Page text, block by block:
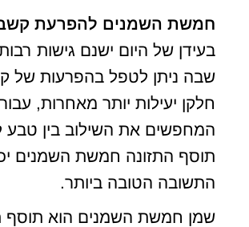
חמשת השמנים להפרעת קשב
בעידן של היום ישנם גישות
שבה ניתן לטפל בהפרעות של
חלקן יעילות יותר מאחרות,
המחפשים את השילוב בין טבע
תוסף התזונה חמשת השמנים
התשובה הטובה ביותר.
שמן חמשת השמנים הוא תוסף